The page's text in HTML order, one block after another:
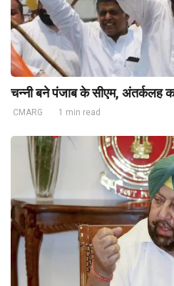
चन्नी बने पंजाब के सीएम, अंतर्कलह
CMARG 1 min read